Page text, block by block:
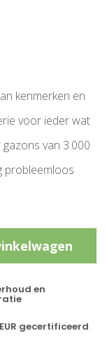
kenmerken en
voor ieder wat
van 3.000
probleemloos
en
gecertificeerd